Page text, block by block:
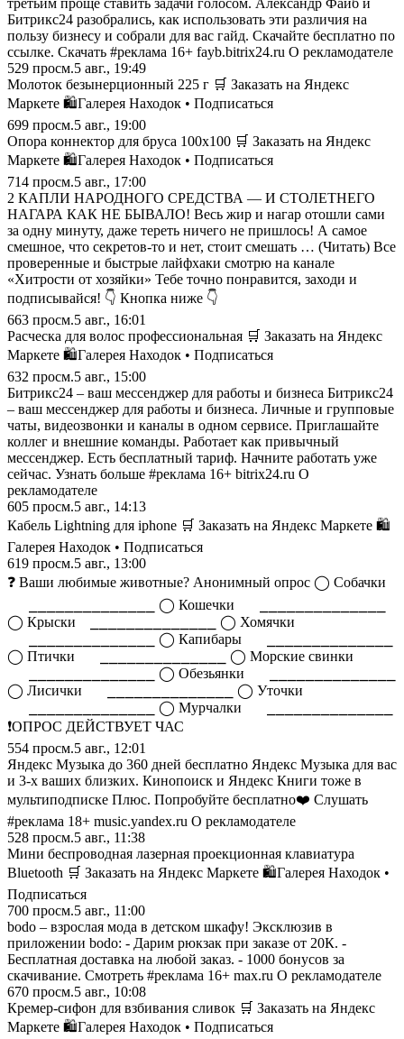
Битрикс24 разобрались, как использовать эти различия на
пользу бизнесу и собрали для вас гайд. Скачайте бесплатно по
ссылке. Скачать #реклама 16+ fayb.bitrix24.ru О рекламодателе
529 просм.5 авг., 19:49
Молоток безынерционный 225 г 🛒 Заказать на Яндекс
Маркете 🛍️Галерея Находок • Подписаться
699 просм.5 авг., 19:00
Опора коннектор для бруса 100х100 🛒 Заказать на Яндекс
Маркете 🛍️Галерея Находок • Подписаться
714 просм.5 авг., 17:00
2 КАПЛИ НАРОДНОГО СРЕДСТВА — И СТОЛЕТНЕГО
НАГАРА КАК НЕ БЫВАЛО! Весь жир и нагар отошли сами
за одну минуту, даже тереть ничего не пришлось! А самое
смешное, что секретов-то и нет, стоит смешать … (Читать) Все
проверенные и быстрые лайфхаки смотрю на канале
«Хитрости от хозяйки» Тебе точно понравится, заходи и
подписывайся! 👇 Кнопка ниже 👇
663 просм.5 авг., 16:01
Расческа для волос профессиональная 🛒 Заказать на Яндекс
Маркете 🛍️Галерея Находок • Подписаться
632 просм.5 авг., 15:00
Битрикс24 – ваш мессенджер для работы и бизнеса Битрикс24
– ваш мессенджер для работы и бизнеса. Личные и групповые
чаты, видеозвонки и каналы в одном сервисе. Приглашайте
коллег и внешние команды. Работает как привычный
мессенджер. Есть бесплатный тариф. Начните работать уже
сейчас. Узнать больше #реклама 16+ bitrix24.ru О
рекламодателе
605 просм.5 авг., 14:13
Кабель Lightning для iphone 🛒 Заказать на Яндекс Маркете 🛍️
Галерея Находок • Подписаться
619 просм.5 авг., 13:00
❓ Ваши любимые животные? Анонимный опрос ◯ Собачки
⠀⠀⎯⎯⎯⎯⎯⎯⎯⎯⎯⎯⎯⎯⎯⎯ ◯ Кошечки ⠀⠀⎯⎯⎯⎯⎯⎯⎯⎯⎯⎯⎯⎯⎯⎯
◯ Крыски ⠀⎯⎯⎯⎯⎯⎯⎯⎯⎯⎯⎯⎯⎯⎯ ◯ Хомячки
⠀⠀⎯⎯⎯⎯⎯⎯⎯⎯⎯⎯⎯⎯⎯⎯ ◯ Капибары ⠀⠀⎯⎯⎯⎯⎯⎯⎯⎯⎯⎯⎯⎯⎯⎯
◯ Птички ⠀⠀⎯⎯⎯⎯⎯⎯⎯⎯⎯⎯⎯⎯⎯⎯ ◯ Морские свинки
⠀⠀⎯⎯⎯⎯⎯⎯⎯⎯⎯⎯⎯⎯⎯⎯ ◯ Обезьянки ⠀⠀⎯⎯⎯⎯⎯⎯⎯⎯⎯⎯⎯⎯⎯⎯
◯ Лисички ⠀⠀⎯⎯⎯⎯⎯⎯⎯⎯⎯⎯⎯⎯⎯⎯ ◯ Уточки
⠀⠀⎯⎯⎯⎯⎯⎯⎯⎯⎯⎯⎯⎯⎯⎯ ◯ Мурчалки ⠀⠀⎯⎯⎯⎯⎯⎯⎯⎯⎯⎯⎯⎯⎯⎯
❗️ОПРОС ДЕЙСТВУЕТ ЧАС
554 просм.5 авг., 12:01
Яндекс Музыка до 360 дней бесплатно Яндекс Музыка для вас
и 3-х ваших близких. Кинопоиск и Яндекс Книги тоже в
мультиподписке Плюс. Попробуйте бесплатно❤️ Слушать
#реклама 18+ music.yandex.ru О рекламодателе
528 просм.5 авг., 11:38
Мини беспроводная лазерная проекционная клавиатура
Bluetooth 🛒 Заказать на Яндекс Маркете 🛍️Галерея Находок •
Подписаться
700 просм.5 авг., 11:00
bodo – взрослая мода в детском шкафу! Эксклюзив в
приложении bodo: - Дарим рюкзак при заказе от 20К. -
Бесплатная доставка на любой заказ. - 1000 бонусов за
скачивание. Смотреть #реклама 16+ max.ru О рекламодателе
670 просм.5 авг., 10:08
Кремер-сифон для взбивания сливок 🛒 Заказать на Яндекс
Маркете 🛍️Галерея Находок • Подписаться